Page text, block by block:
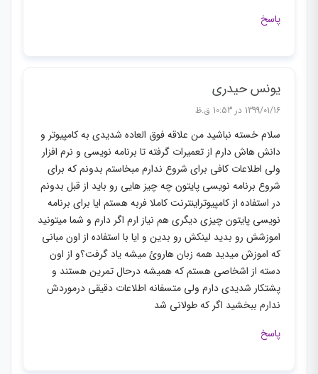
پاسخ
یونس حیدری
1399/01/16 در 10:53 ق.ظ
سلام خسته نباشید من علاقه فوق العاده شدیدی به کامپیوتر و
دانش هاش دارم از تعمیرات گرفته تا برنامه نویسی و نرم افزار
ولی اطلاعات کافی برای شروع ندارم مبخاستم بدونم که برای
شروع برنامه نویسی پایتون چه چیز هایی رو باید از قبل بدونم
در استفاده از کامپیوتراینترنت کاملا فربه هستم ایا برای برنامه
نویسی پایتون چیزی دیگری هم نیاز ارم اگر دارم و شما میتونید
اموزشش رو بدید لینکش رو بدین و ایا با استفاده از اون مبانی
که اموزش میدید همه زبان هاروئ میشه یاد گرفت؟و از اون
دسته از اشخاصی هستم که همیشه درحال تمرین هستند و
پشتکار شدیدی دارم ولی متسفانه اطلاعات دقیقی درموردش
ندارم ببخشید اگر که طولانی شد
پاسخ